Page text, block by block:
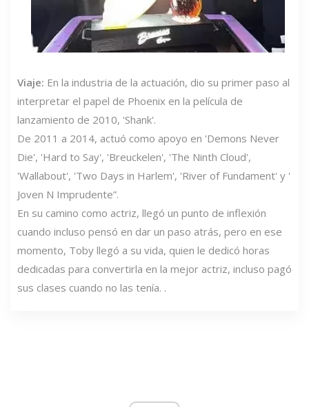
Viaje: En la industria de la actuación, dio su primer paso al
interpretar el papel de Phoenix en la película de
lanzamiento de 2010, 'Shank'.
De 2011 a 2014, actuó como apoyo en 'Demons Never
Die', 'Hard to Say', 'Breuckelen', 'The Ninth Cloud',
'Wallabout', 'Two Days in Harlem', 'River of Fundament' y '
Joven N Imprudente”.
En su camino como actriz, llegó un punto de inflexión
cuando incluso pensó en dar un paso atrás, pero en ese
momento, Toby llegó a su vida, quien le dedicó horas
dedicadas para convertirla en la mejor actriz, incluso pagó
sus clases cuando no las tenía. .